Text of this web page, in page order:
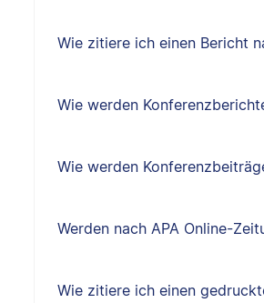
Wie zitiere ich einen Bericht
Wie werden
Wie werden
Werden nach APA Online-
Wie zitiere ich einen